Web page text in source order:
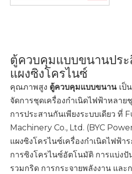
ตู้ควบคุมแบบขนานปร
แผงซิงโครไนซ์
คุณภาพสูง ตู้ควบคุมแบบขนาน เป็
จัดการชุดเครื่องกำเนิดไฟฟ้าหลา
การประสานกันเพียงระบบเดียว ที่
Machinery Co., Ltd. (BYC
แผงซิงโครไนซ์เครื่องกำเนิดไฟฟ้
การซิงโครไนซ์อัตโนมัติ การแบ่ง
รวมกริด การกระจายพลังงาน และ